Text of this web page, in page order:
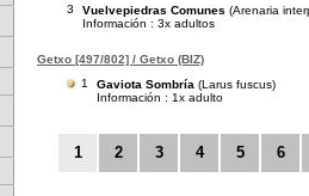
3
Vuelvepiedras Comunes (Arenaria
Información : 3x adultos
Getxo [497/802] / Getxo (BIZ)
1
Gaviota Sombría (Larus fuscus)
Información : 1x adulto
1 2 3 4 5 6